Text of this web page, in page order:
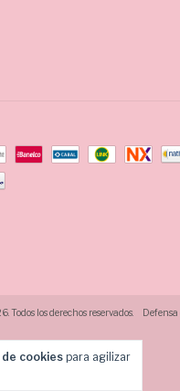
cookies para agilizar
Todos los derechos reservados. Defensa